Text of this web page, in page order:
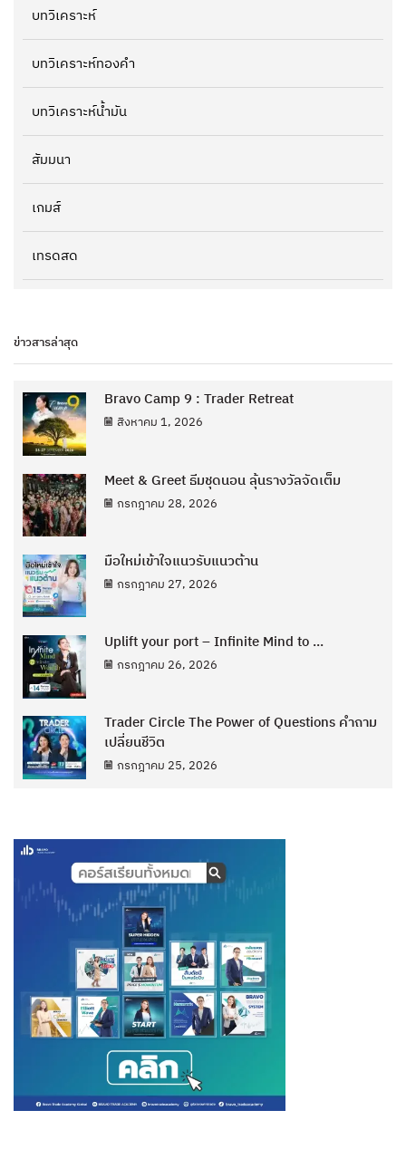
บทวิเคราะห์
บทวิเคราะห์ทองคำ
บทวิเคราะห์น้ำมัน
สัมมนา
เกมส์
เทรดสด
ข่าวสารล่าสุด
Bravo Camp 9 : Trader Retreat
สิงหาคม 1, 2026
Meet & Greet ธีมชุดนอน ลุ้นรางวัลจัดเต็ม
กรกฎาคม 28, 2026
มือใหม่เข้าใจแนวรับแนวต้าน
กรกฎาคม 27, 2026
Uplift your port – Infinite Mind to ...
กรกฎาคม 26, 2026
Trader Circle The Power of Questions คำถาม
เปลี่ยนชีวิต
กรกฎาคม 25, 2026